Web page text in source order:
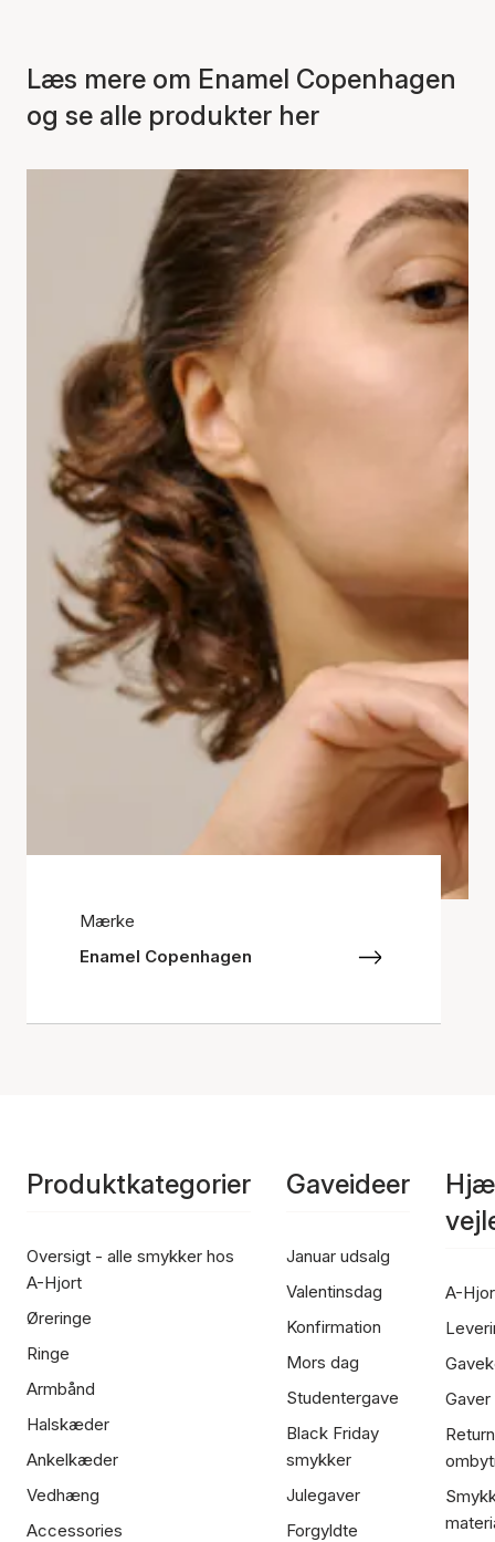
Læs mere om Enamel Copenhagen
og se alle produkter her
Mærke
Enamel Copenhagen
Produktkategorier
Oversigt - alle smykker hos
A-Hjort
Øreringe
Ringe
Armbånd
Halskæder
Ankelkæder
Vedhæng
Accessories
Gaveideer
Januar udsalg
Valentinsdag
Konfirmation
Mors dag
Studentergave
Black Friday
smykker
Julegaver
Forgyldte
A-